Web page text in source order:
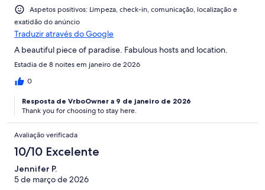
Aspetos positivos: Limpeza, check-in, comunicação, localização e
exatidão do anúncio
Traduzir através do Google
A beautiful piece of paradise. Fabulous hosts and location.
Estadia de 8 noites em janeiro de 2026
0
Resposta de VrboOwner a 9 de janeiro de 2026
Thank you for choosing to stay here.
Avaliação verificada
10/10 Excelente
Jennifer P.
5 de março de 2026